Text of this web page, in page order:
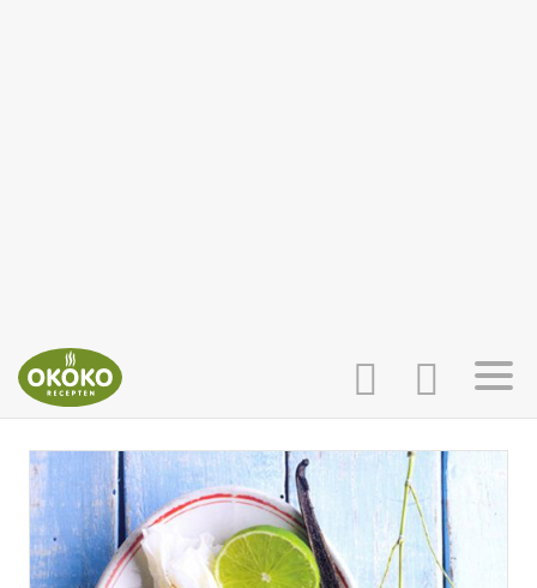
INLOGGEN
AANMELDEN
HOME
RECEPTEN